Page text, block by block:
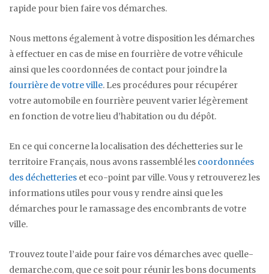
rapide pour bien faire vos démarches.
Nous mettons également à votre disposition les démarches
à effectuer en cas de mise en fourrière de votre véhicule
ainsi que les coordonnées de contact pour joindre la
fourrière de votre ville. Les procédures pour récupérer
votre automobile en fourrière peuvent varier légèrement
en fonction de votre lieu d’habitation ou du dépôt.
En ce qui concerne la localisation des déchetteries sur le
territoire Français, nous avons rassemblé les coordonnées
des déchetteries et eco-point par ville. Vous y retrouverez les
informations utiles pour vous y rendre ainsi que les
démarches pour le ramassage des encombrants de votre
ville.
Trouvez toute l’aide pour faire vos démarches avec quelle-
demarche.com, que ce soit pour réunir les bons documents